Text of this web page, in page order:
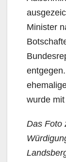
Minister
wurde
Das Foto